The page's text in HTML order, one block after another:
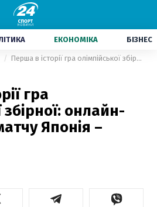
ЕКОНОМІКА БІЗНЕС
Перша в історії гра олімпійської збірної: онлайн-трансляція матчу Японія – Україна
гра
збірної: онлайн-
Японія –